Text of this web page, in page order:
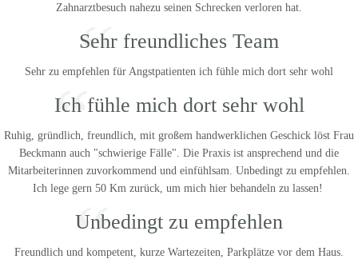
Zahnarztbesuch nahezu seinen Schrecken verloren hat.
“
Sehr freundliches Team
Sehr zu empfehlen für Angstpatienten ich fühle mich dort sehr wohl
“
Ich fühle mich dort sehr wohl
Ruhig, gründlich, freundlich, mit großem handwerklichen Geschick löst Frau
Beckmann auch "schwierige Fälle". Die Praxis ist ansprechend und die
Mitarbeiterinnen zuvorkommend und einfühlsam. Unbedingt zu empfehlen.
Ich lege gern 50 Km zurück, um mich hier behandeln zu lassen!
“
Unbedingt zu empfehlen
Freundlich und kompetent, kurze Wartezeiten, Parkplätze vor dem Haus.